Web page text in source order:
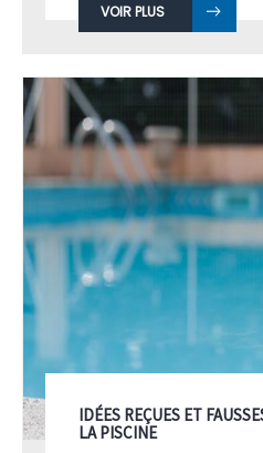
VOIR PLUS
IDÉES REÇUES ET
LA PISCINE